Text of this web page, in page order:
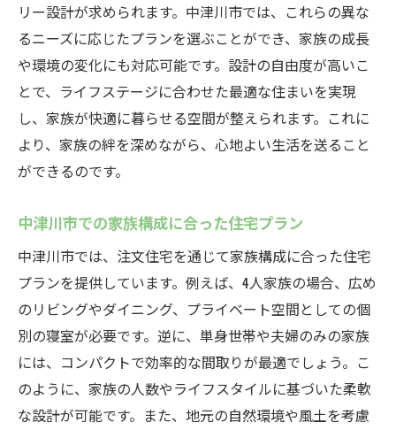
リー設計が求められます。中津川市では、これらの異な
るニーズに応じたプランを選ぶことができ、家族の成長
や環境の変化にも対応可能です。設計の自由度が高いこ
とで、ライフステージに合わせた最適な住まいを実現
し、家族が快適に暮らせる空間が整えられます。これに
より、家族の絆を深めながら、心地よい生活を送ること
ができるのです。
中津川市での家族構成に合った住宅プラン
中津川市では、注文住宅を通じて家族構成に合った住宅
プランを提供しています。例えば、4人家族の場合、広め
のリビングやダイニング、プライベート空間としての個
別の寝室が必要です。逆に、単身世帯や夫婦のみの家族
には、コンパクトで効率的な間取りが最適でしょう。こ
のように、家族の人数やライフスタイルに基づいた柔軟
な設計が可能です。また、地元の自然環境や風土を考慮